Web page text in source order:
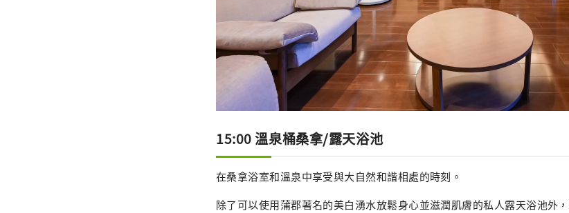
15:00 溫泉桶桑拿/露天浴池
在桑拿浴室和溫泉中享受與大自然和諧相處的時刻。
除了可以使用蒲郡著名的美白湧水放鬆身心並滋潤肌膚的私人露天浴池外